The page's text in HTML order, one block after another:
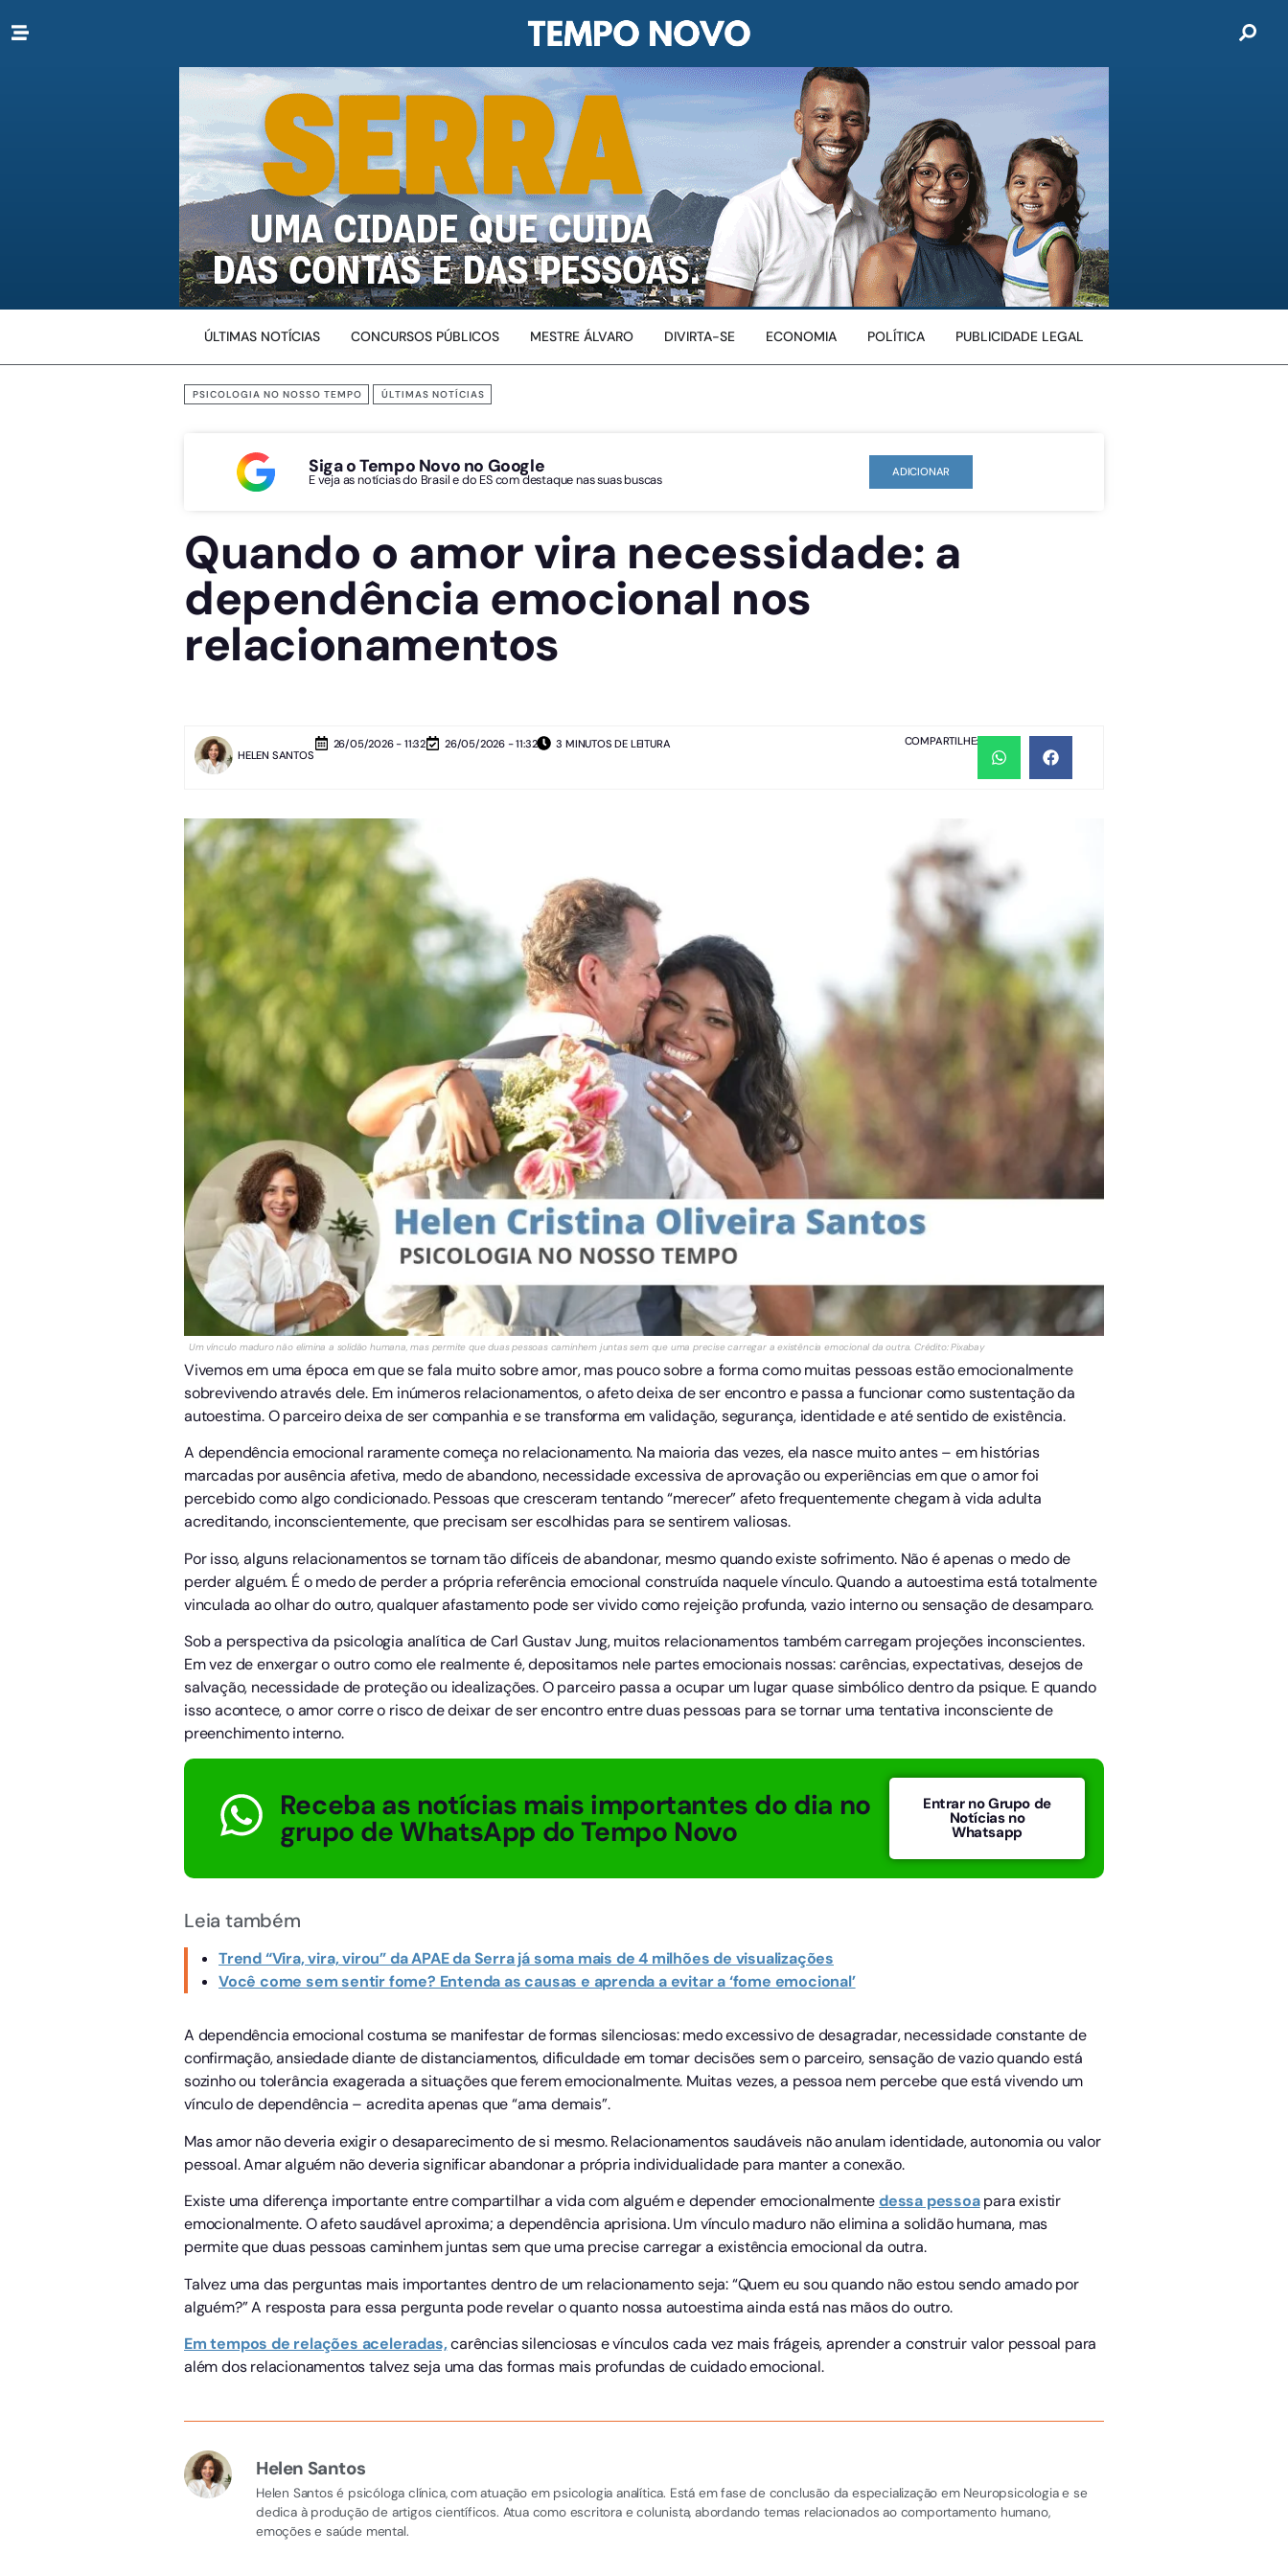
ÚLTIMAS NOTÍCIAS CONCURSOS PÚBLICOS MESTRE ÁLVARO DIVIRTA-SE ECONOMIA POLÍTICA PUBLICIDADE LEGAL
PSICOLOGIA NO NOSSO TEMPO ÚLTIMAS NOTÍCIAS
Siga o Tempo Novo no Google
E veja as notícias do Brasil e do ES com destaque nas suas buscas ADICIONAR
Quando o amor vira necessidade: a
dependência emocional nos
relacionamentos
HELEN SANTOS
26/05/2026 - 11:32 26/05/2026 - 11:32 3 MINUTOS DE LEITURA COMPARTILHE:
Um vínculo maduro não elimina a solidão humana, mas permite que duas pessoas caminhem juntas sem que uma precise carregar a existência emocional da outra. Crédito: Pixabay
Vivemos em uma época em que se fala muito sobre amor, mas pouco sobre a forma como muitas pessoas estão emocionalmente
sobrevivendo através dele. Em inúmeros relacionamentos, o afeto deixa de ser encontro e passa a funcionar como sustentação da
autoestima. O parceiro deixa de ser companhia e se transforma em validação, segurança, identidade e até sentido de existência.
A dependência emocional raramente começa no relacionamento. Na maioria das vezes, ela nasce muito antes – em histórias
marcadas por ausência afetiva, medo de abandono, necessidade excessiva de aprovação ou experiências em que o amor foi
percebido como algo condicionado. Pessoas que cresceram tentando “merecer” afeto frequentemente chegam à vida adulta
acreditando, inconscientemente, que precisam ser escolhidas para se sentirem valiosas.
Por isso, alguns relacionamentos se tornam tão difíceis de abandonar, mesmo quando existe sofrimento. Não é apenas o medo de
perder alguém. É o medo de perder a própria referência emocional construída naquele vínculo. Quando a autoestima está totalmente
vinculada ao olhar do outro, qualquer afastamento pode ser vivido como rejeição profunda, vazio interno ou sensação de desamparo.
Sob a perspectiva da psicologia analítica de Carl Gustav Jung, muitos relacionamentos também carregam projeções inconscientes.
Em vez de enxergar o outro como ele realmente é, depositamos nele partes emocionais nossas: carências, expectativas, desejos de
salvação, necessidade de proteção ou idealizações. O parceiro passa a ocupar um lugar quase simbólico dentro da psique. E quando
isso acontece, o amor corre o risco de deixar de ser encontro entre duas pessoas para se tornar uma tentativa inconsciente de
preenchimento interno.
Receba as notícias mais importantes do dia no
grupo de WhatsApp do Tempo Novo
Entrar no Grupo de
Notícias no
Whatsapp
Leia também
Trend “Vira, vira, virou” da APAE da Serra já soma mais de 4 milhões de visualizações
Você come sem sentir fome? Entenda as causas e aprenda a evitar a ‘fome emocional’
A dependência emocional costuma se manifestar de formas silenciosas: medo excessivo de desagradar, necessidade constante de
confirmação, ansiedade diante de distanciamentos, dificuldade em tomar decisões sem o parceiro, sensação de vazio quando está
sozinho ou tolerância exagerada a situações que ferem emocionalmente. Muitas vezes, a pessoa nem percebe que está vivendo um
vínculo de dependência – acredita apenas que “ama demais”.
Mas amor não deveria exigir o desaparecimento de si mesmo. Relacionamentos saudáveis não anulam identidade, autonomia ou valor
pessoal. Amar alguém não deveria significar abandonar a própria individualidade para manter a conexão.
Existe uma diferença importante entre compartilhar a vida com alguém e depender emocionalmentedessa pessoapara existir
emocionalmente. O afeto saudável aproxima; a dependência aprisiona. Um vínculo maduro não elimina a solidão humana, mas
permite que duas pessoas caminhem juntas sem que uma precise carregar a existência emocional da outra.
Talvez uma das perguntas mais importantes dentro de um relacionamento seja: “Quem eu sou quando não estou sendo amado por
alguém?” A resposta para essa pergunta pode revelar o quanto nossa autoestima ainda está nas mãos do outro.
Em tempos de relações aceleradas,carências silenciosas e vínculos cada vez mais frágeis, aprender a construir valor pessoal para
além dos relacionamentos talvez seja uma das formas mais profundas de cuidado emocional.
Helen Santos
Helen Santos é psicóloga clínica, com atuação em psicologia analítica. Está em fase de conclusão da especialização em Neuropsicologia e se
dedica à produção de artigos científicos. Atua como escritora e colunista, abordando temas relacionados ao comportamento humano,
emoções e saúde mental.